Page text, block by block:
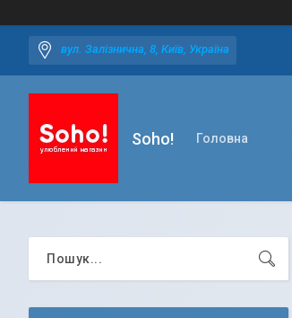
вул. Залізнична, 8, Київ, Україна
Soho! Головна